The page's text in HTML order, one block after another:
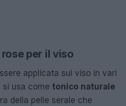
per il viso
applicata sul viso in vari
si usa come tonico naturale
della pelle serale che